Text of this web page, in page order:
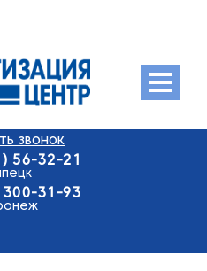
Menu
доставка
звонок
56-32-21
300-31-93